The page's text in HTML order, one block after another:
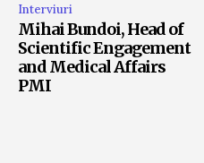
Interviuri
Mihai Bundoi, Head of
Scientific Engagement
and Medical Affairs
PMI